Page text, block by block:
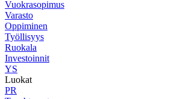
Vuokrasopimus
Varasto
Oppiminen
Työllisyys
Ruokala
Investoinnit
YS
Luokat
PR